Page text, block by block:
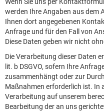
werden Ihre Angaben aus dem
Ihnen dort angegebenen
Anfrage und für den Fall von
Diese Daten geben wir nicht
Die Verarbeitung dieser Daten
lit. b DSGVO, sofern Ihre
zusammenhängt oder zur
Maßnahmen erforderlich ist. In
Verarbeitung auf unserem
Bearbeitung der an uns